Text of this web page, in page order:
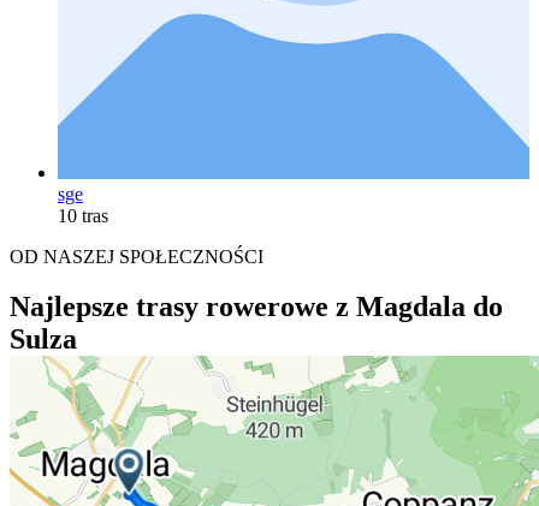
sge
10 tras
OD NASZEJ SPOŁECZNOŚCI
Najlepsze trasy rowerowe z Magdala do
Sulza